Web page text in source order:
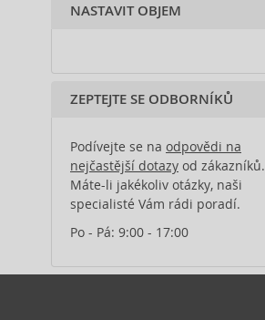
NASTAVIT OBJEM
ZEPTEJTE SE ODBORNÍKŮ
Podívejte se na odpovědi na
nejčastější dotazy od zákazníků.
Máte-li jakékoliv otázky, naši
specialisté Vám rádi poradí.
Po - Pá: 9:00 - 17:00